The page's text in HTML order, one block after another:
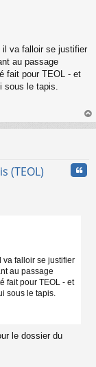
il va falloir se justifier
au passage
fait pour TEOL - et
sous le tapis.
au
(TEOL)
va falloir se justifier
au passage
fait pour TEOL - et
sous le tapis.
le dossier du